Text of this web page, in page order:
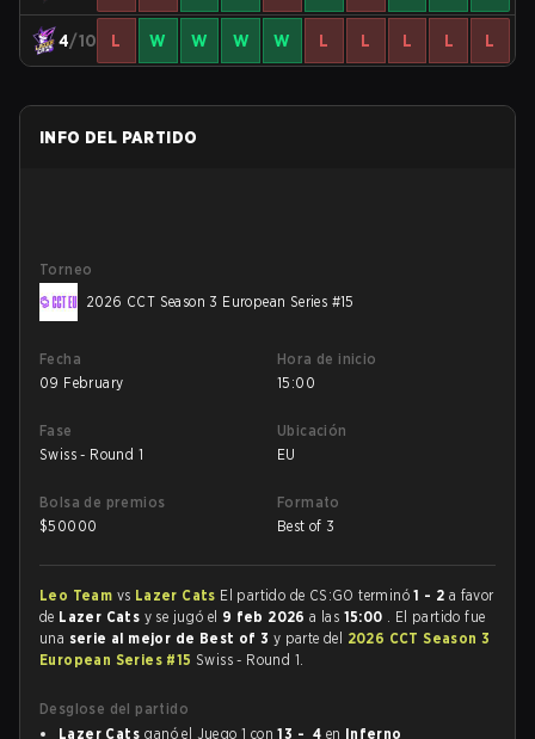
4/10 L W W W W L L L L L
INFO DEL PARTIDO
Torneo
2026 CCT Season 3 European Series #15
Fecha
09 February
Hora de inicio
15:00
Fase
Swiss - Round 1
Ubicación
EU
Bolsa de premios
$50000
Formato
Best of 3
Leo Team vs Lazer Cats El partido de CS:GO terminó1 - 2 a favor
de Lazer Cats y se jugó el 9 feb 2026a las 15:00 . El partido fue
una serie al mejor de Best of 3 y parte del 2026 CCT Season 3
European Series #15 Swiss - Round 1.
Desglose del partido
Lazer Cats ganó el Juego 1 con13 - 4 en Inferno